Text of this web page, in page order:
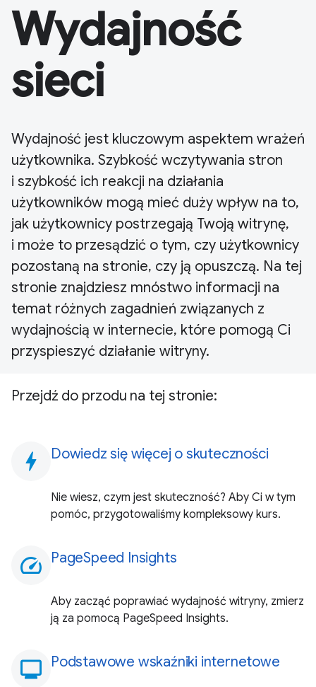
Wydajność
sieci
Wydajność jest kluczowym aspektem wrażeń
użytkownika. Szybkość wczytywania stron
i szybkość ich reakcji na działania
użytkowników mogą mieć duży wpływ na to,
jak użytkownicy postrzegają Twoją witrynę,
i może to przesądzić o tym, czy użytkownicy
pozostaną na stronie, czy ją opuszczą. Na tej
stronie znajdziesz mnóstwo informacji na
temat różnych zagadnień związanych z
wydajnością w internecie, które pomogą Ci
przyspieszyć działanie witryny.
Przejdź do przodu na tej stronie:
bolt Dowiedz się więcej o skuteczności
Nie wiesz, czym jest skuteczność? Aby Ci w tym
pomóc, przygotowaliśmy kompleksowy kurs.
speed PageSpeed Insights
Aby zacząć poprawiać wydajność witryny, zmierz
ją za pomocą PageSpeed Insights.
monitoring
Podstawowe wskaźniki internetowe